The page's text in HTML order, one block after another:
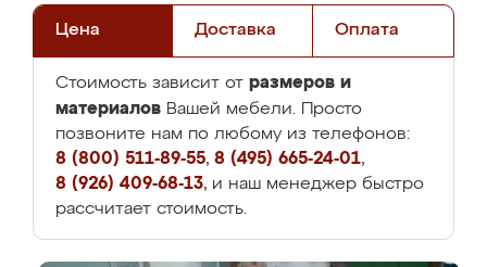
Цена Доставка Оплата
Стоимость зависит от размеров и
материалов Вашей мебели. Просто
позвоните нам по любому из телефонов:
8 (800) 511-89-55, 8 (495) 665-24-01,
8 (926) 409-68-13, и наш менеджер быстро
рассчитает стоимость.